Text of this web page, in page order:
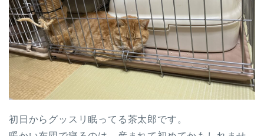
初日からグッスリ眠ってる茶太郎です。